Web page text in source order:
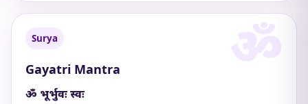
Surya
Gayatri Mantra
ॐ भूर्भुवः स्वः